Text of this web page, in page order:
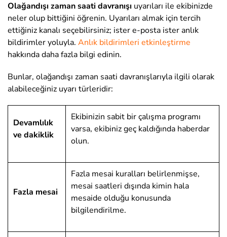
Olağandışı zaman saati davranışı uyarıları ile ekibinizde
neler olup bittiğini öğrenin. Uyarıları almak için tercih
ettiğiniz kanalı seçebilirsiniz; ister e-posta ister anlık
bildirimler yoluyla. Anlık bildirimleri etkinleştirme
hakkında daha fazla bilgi edinin.
Bunlar, olağandışı zaman saati davranışlarıyla ilgili olarak
alabileceğiniz uyarı türleridir:
Devamlılık
ve dakiklik
Ekibinizin sabit bir çalışma programı
varsa, ekibiniz geç kaldığında haberdar
olun.
Fazla mesai
Fazla mesai kuralları belirlenmişse,
mesai saatleri dışında kimin hala
mesaide olduğu konusunda
bilgilendirilme.